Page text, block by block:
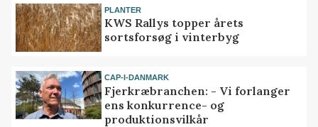
PLANTER
KWS Rallys topper årets
sortsforsøg i vinterbyg
CAP-I-DANMARK
Fjerkræbranchen: - Vi forlanger
ens konkurrence- og
produktionsvilkår